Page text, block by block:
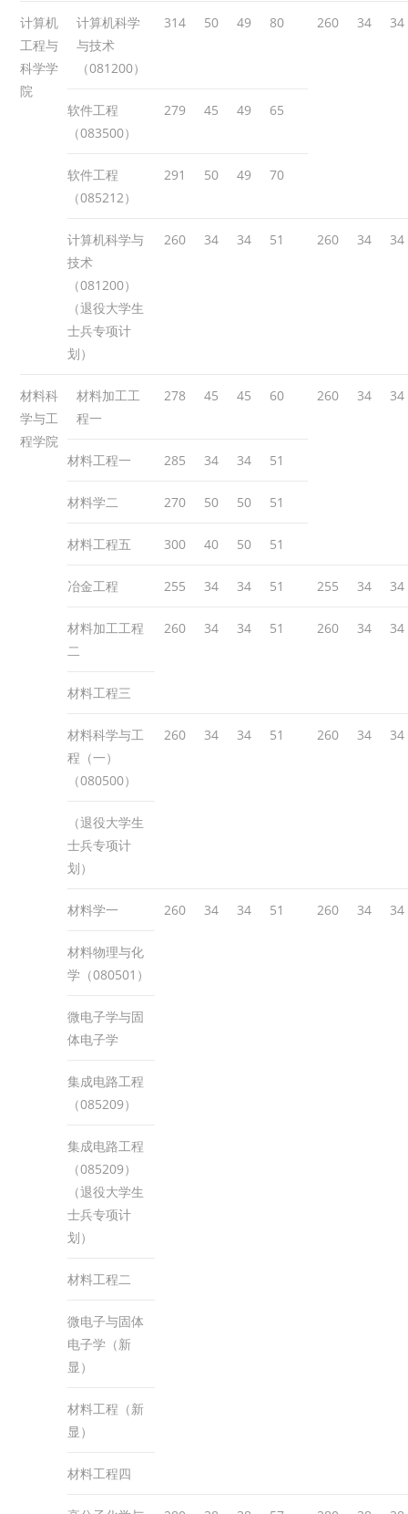
计算机
工程与
科学学
院
计算机科学
与技术
（081200）
314 50 49 80 260 34 34
软件工程
（083500）
279 45 49 65
软件工程
（085212）
291 50 49 70
计算机科学与
技术
（081200）
（退役大学生
士兵专项计
划）
260 34 34 51 260 34 34
材料科
学与工
程学院
材料加工工
程一
278 45 45 60 260 34 34
材料工程一 285 34 34 51
材料学二 270 50 50 51
材料工程五 300 40 50 51
冶金工程 255 34 34 51 255 34 34
材料加工工程
二
260 34 34 51 260 34 34
材料工程三
材料科学与工
程（一）
（080500）
260 34 34 51 260 34 34
（退役大学生
士兵专项计
划）
材料学一 260 34 34 51 260 34 34
材料物理与化
学（080501）
微电子学与固
体电子学
集成电路工程
（085209）
集成电路工程
（085209）
（退役大学生
士兵专项计
划）
材料工程二
微电子与固体
电子学（新
显）
材料工程（新
显）
材料工程四